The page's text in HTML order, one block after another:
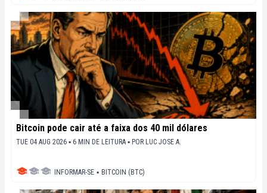
Bitcoin pode cair até a faixa dos 40 mil dólares
TUE 04 AUG 2026 ▪ 6 MIN DE LEITURA ▪ POR LUC JOSE A.
INFORMAR-SE ▪ BITCOIN (BTC)